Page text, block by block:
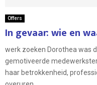
Offers
In gevaar: wie en
werk zoeken Dorothea was
gemotiveerde
haar betrokkenheid,